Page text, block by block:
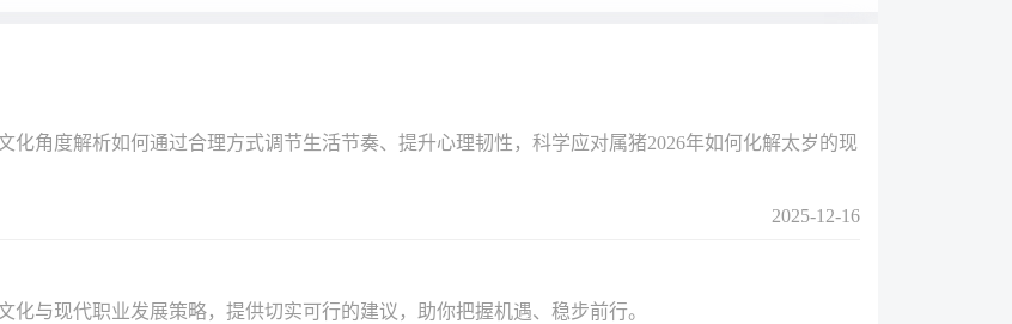
化角度解析如何通过合理方式调节生活节奏、提升心理韧性，科学应对属猪2026年如何化解太岁的现
2025-12-16
化与现代职业发展策略，提供切实可行的建议，助你把握机遇、稳步前行。